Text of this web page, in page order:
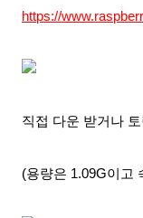
https://
직접 다운 받거나
(용량은 1.09G이고